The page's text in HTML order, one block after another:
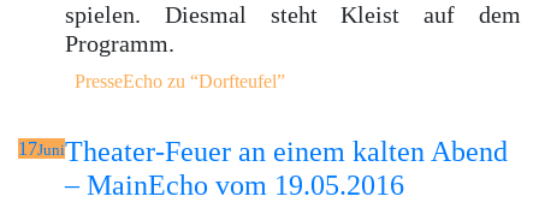
spielen. Diesmal steht Kleist auf dem
Programm.
PresseEcho zu “Dorfteufel”
17JuniTheater-Feuer an einem kalten Abend
– MainEcho vom 19.05.2016